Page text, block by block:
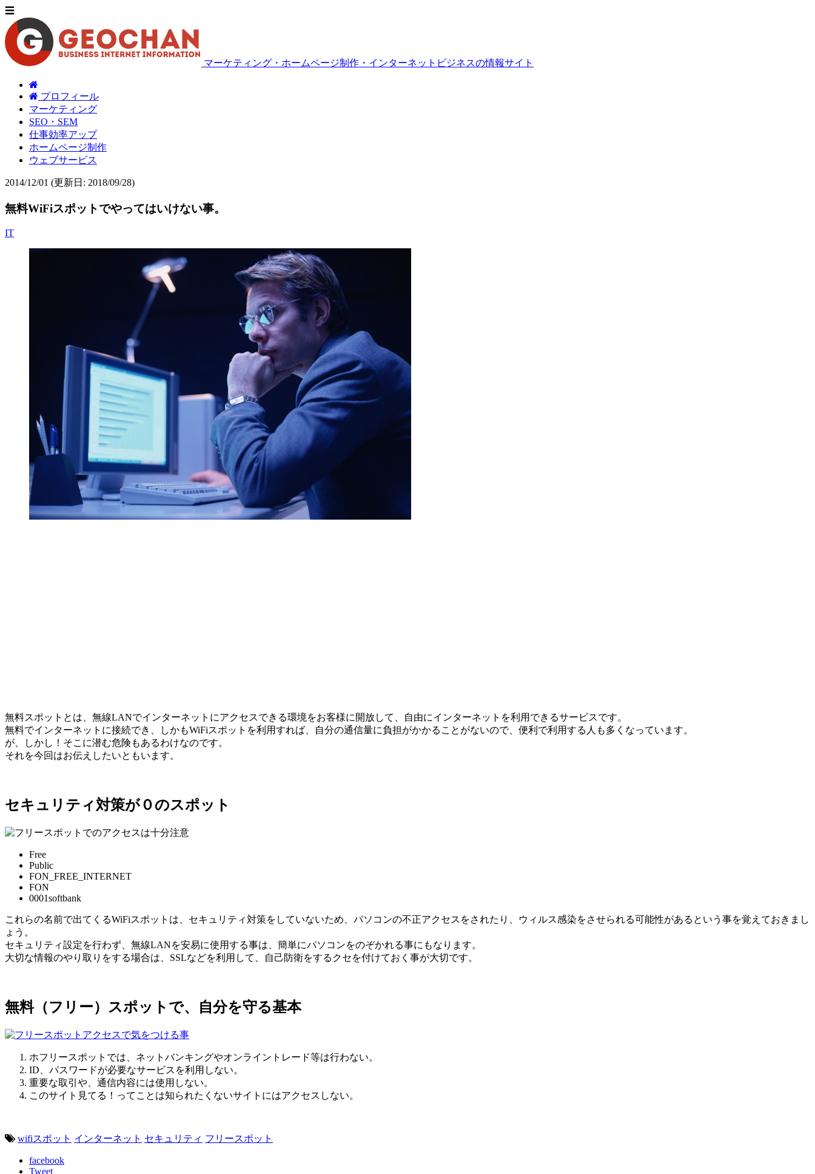
☰
マーケティング・ホームページ制作・インターネットビジネスの情報サイト
プロフィール
マーケティング
SEO・SEM
仕事効率アップ
ホームページ制作
ウェブサービス
2014/12/01 (更新日: 2018/09/28)
無料WiFiスポットでやってはいけない事。
IT
無料スポットとは、無線LANでインターネットにアクセスできる環境をお客様に開放して、自由にインターネットを利用できるサービスです。
無料でインターネットに接続でき、しかもWiFiスポットを利用すれば、自分の通信量に負担がかかることがないので、便利で利用する人も多くなっています。
が、しかし！そこに潜む危険もあるわけなのです。
それを今回はお伝えしたいともいます。
セキュリティ対策が０のスポット
Free
Public
FON_FREE_INTERNET
FON
0001softbank
これらの名前で出てくるWiFiスポットは、セキュリティ対策をしていないため、パソコンの不正アクセスをされたり、ウィルス感染をさせられる可能性があるという事を覚えておきまし
ょう。
セキュリティ設定を行わず、無線LANを安易に使用する事は、簡単にパソコンをのぞかれる事にもなります。
大切な情報のやり取りをする場合は、SSLなどを利用して、自己防衛をするクセを付けておく事が大切です。
無料（フリー）スポットで、自分を守る基本
ホフリースポットでは、ネットバンキングやオンライントレード等は行わない。
ID、パスワードが必要なサービスを利用しない。
重要な取引や、通信内容には使用しない。
このサイト見てる！ってことは知られたくないサイトにはアクセスしない。
wifiスポット インターネット セキュリティ フリースポット
facebook
Tweet